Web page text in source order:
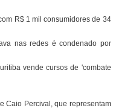
R$ 1 mil consumidores de 34
nas redes é condenado por
vende cursos de 'combate
Caio Percival, que representam